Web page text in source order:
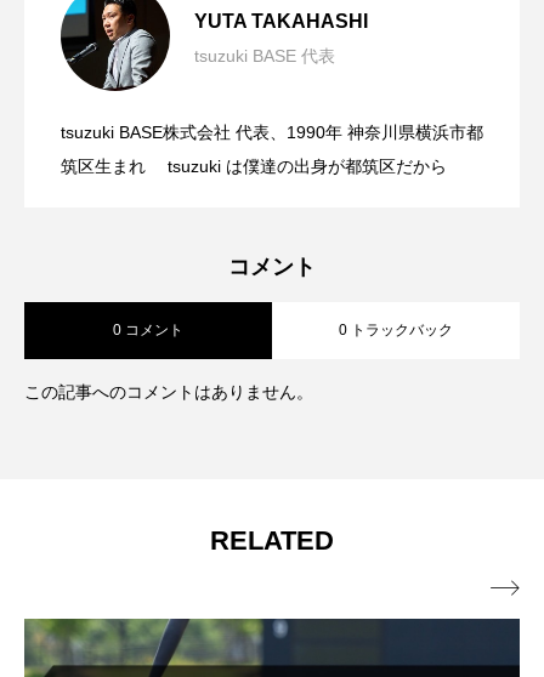
YUTA TAKAHASHI
tsuzuki BASE 代表
tsuzuki BASE株式会社 代表、1990年 神奈川県横浜市都
筑区生まれ tsuzuki は僕達の出身が都筑区だから
2025.08.06
な場所で、何を成し遂げてきたか？
2025.07.22 「野球偏差値」6つの軸 ③成果編
コメント
0 コメント 0 トラックバック
この記事へのコメントはありません。
RELATED
